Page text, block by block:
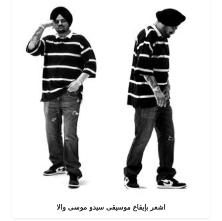
اشعر بإيقاع موسيقى سيدو موسى والا